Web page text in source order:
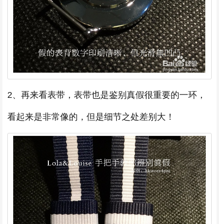
2、再来看表带，表带也是鉴别真假很重要的一环，
看起来是非常像的，但是细节之处差别大！